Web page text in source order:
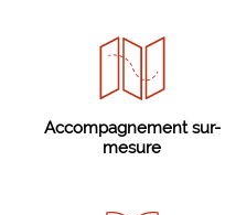
Accompagnement sur-
mesure